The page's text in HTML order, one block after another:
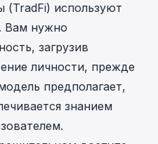
используют
Вам нужно
загрузив
личности, прежде
предполагает,
знанием